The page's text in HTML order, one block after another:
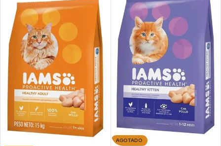
AGOTADO